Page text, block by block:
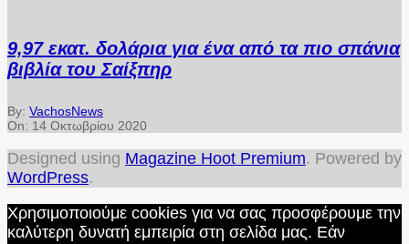
9,97 εκατ. δολάρια για ένα από τα πιο σπάνια
βιβλία του Σαίξπηρ
By: VachosNews
On: 14 Οκτωβρίου 2020
Designed using Magazine Hoot Premium. Powered by
WordPress.
Χρησιμοποιούμε cookies για να σας προσφέρουμε την
καλύτερη δυνατή εμπειρία στη σελίδα μας. Εάν